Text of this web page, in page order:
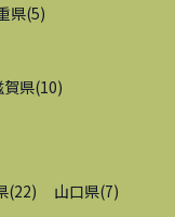
県(5)
賀県(10)
(22) 山口県(7)